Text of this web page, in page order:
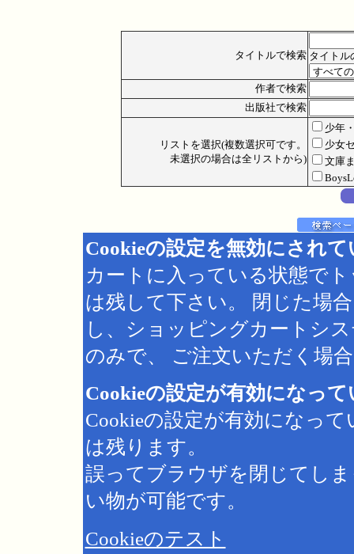
タイトルで検索 タイトル
作者で検索
出版社で検索
リストを選択(複数選択可です。
未選択の場合は全リストから)
少年
少女
文庫
Cookieの設定を無効にされ
カートに入っている状態で
は残して下さい。 閉じた場
し、ショッピングカートシ
のみで、 ご注文いただく場
Cookieの設定が有効になっ
Cookieの設定が有効になっ
は残ります。
誤ってブラウザを閉じてし
い物が可能です。
Cookieのテスト